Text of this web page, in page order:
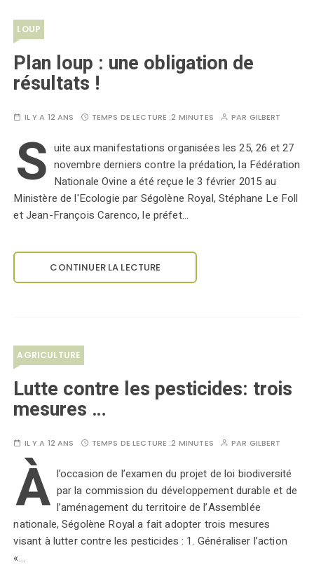
LOUP
Plan loup : une obligation de
résultats !
IL Y A 12 ANS TEMPS DE LECTURE :2 MINUTES PAR GILBERT
S uite aux manifestations organisées les 25, 26 et 27
novembre derniers contre la prédation, la Fédération
Nationale Ovine a été reçue le 3 février 2015 au
Ministère de l'Ecologie par Ségolène Royal, Stéphane Le Foll
et Jean-François Carenco, le préfet…
CONTINUER LA LECTURE
AGRICULTURE
Lutte contre les pesticides: trois
mesures …
IL Y A 12 ANS TEMPS DE LECTURE :2 MINUTES PAR GILBERT
À l’occasion de l’examen du projet de loi biodiversité
par la commission du développement durable et de
l’aménagement du territoire de l’Assemblée
nationale, Ségolène Royal a fait adopter trois mesures
visant à lutter contre les pesticides : 1. Généraliser l’action
«…